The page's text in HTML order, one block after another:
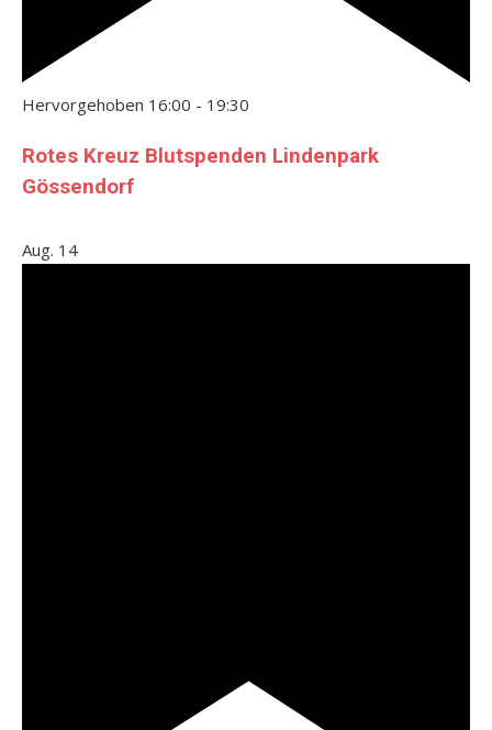
Hervorgehoben 16:00 - 19:30
Rotes Kreuz Blutspenden Lindenpark
Gössendorf
Aug. 14